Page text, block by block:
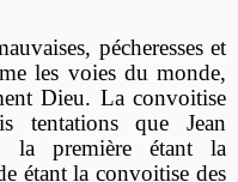
pécheresses et
les voies du monde,
Dieu. La convoitise
tentations que Jean
la première étant la
étant la convoitise des